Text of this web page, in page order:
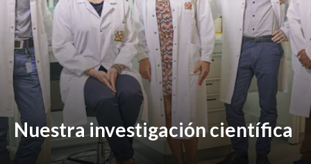
Nuestra investigación científica